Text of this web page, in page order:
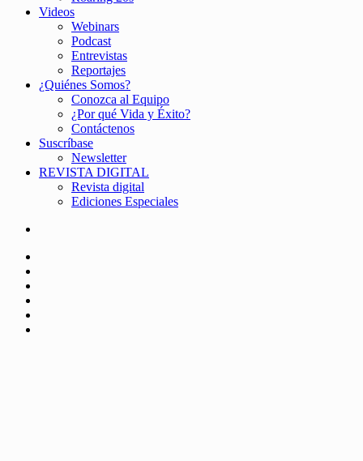
Videos
Webinars
Podcast
Entrevistas
Reportajes
¿Quiénes Somos?
Conozca al Equipo
¿Por qué Vida y Éxito?
Contáctenos
Suscríbase
Newsletter
REVISTA DIGITAL
Revista digital
Ediciones Especiales